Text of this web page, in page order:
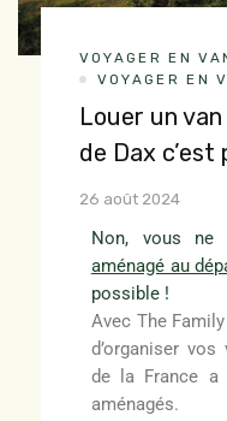
VOYAGER EN
VOYAGER EN
Louer un
de Dax c’est
26 août 2024
Non, vous ne
aménagé au
possible !
Avec The
d’organiser
de la France a
aménagés.